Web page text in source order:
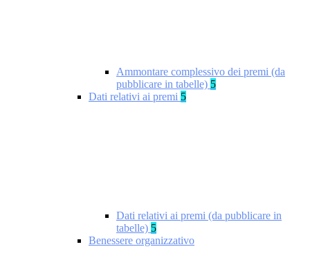
Ammontare complessivo dei premi (da
pubblicare in tabelle) 5
Dati relativi ai premi 5
Dati relativi ai premi (da pubblicare in
tabelle) 5
Benessere organizzativo